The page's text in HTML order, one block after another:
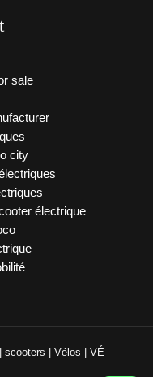
sale
city
électrique
scooters | Vélos | VÉ